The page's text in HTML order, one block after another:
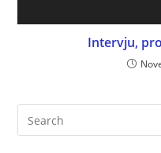
Intervju,